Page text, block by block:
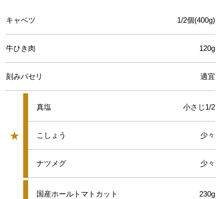
キャベツ 1/2個(400g)
牛ひき肉 120g
刻みパセリ 適宜
★
グループ
★
真塩 小さじ1/2
★
こしょう 少々
★
ナツメグ 少々
●
国産ホールトマトカット 230g